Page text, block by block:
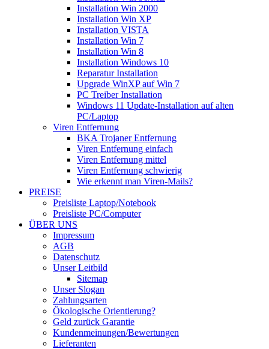
Installation Win 2000
Installation Win XP
Installation VISTA
Installation Win 7
Installation Win 8
Installation Windows 10
Reparatur Installation
Upgrade WinXP auf Win 7
PC Treiber Installation
Windows 11 Update-Installation auf alten
PC/Laptop
Viren Entfernung
BKA Trojaner Entfernung
Viren Entfernung einfach
Viren Entfernung mittel
Viren Entfernung schwierig
Wie erkennt man Viren-Mails?
PREISE
Preisliste Laptop/Notebook
Preisliste PC/Computer
ÜBER UNS
Impressum
AGB
Datenschutz
Unser Leitbild
Sitemap
Unser Slogan
Zahlungsarten
Ökologische Orientierung?
Geld zurück Garantie
Kundenmeinungen/Bewertungen
Lieferanten